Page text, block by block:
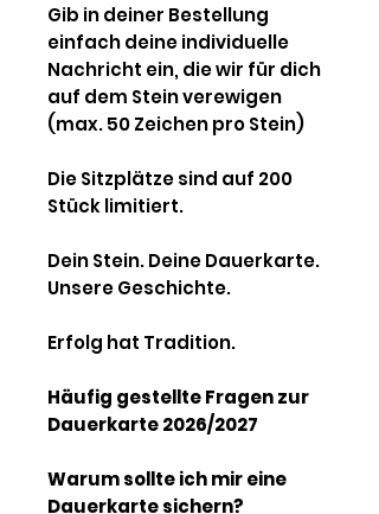
Gib in deiner Bestellung
einfach deine individuelle
Nachricht ein, die wir für dich
auf dem Stein verewigen
(max. 50 Zeichen pro Stein)
Die Sitzplätze sind auf 200
Stück limitiert.
Dein Stein. Deine Dauerkarte.
Unsere Geschichte.
Erfolg hat Tradition.
Häufig gestellte Fragen zur
Dauerkarte 2026/2027
Warum sollte ich mir eine
Dauerkarte sichern?